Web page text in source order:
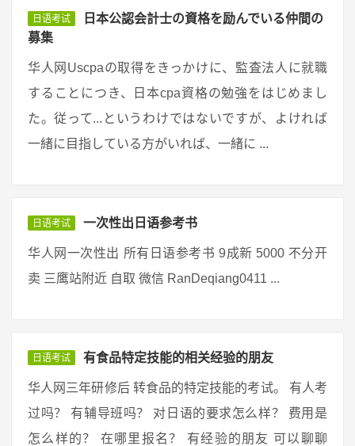
日语考试
日本公認会計士の資格を励んでいる仲間の
募集
华人网Uscpaの取得をきっかけに、監査法人に就職
することにつき、日本cpa資格の勉強をはじめまし
た。従って...というわけではないですが、よければ
一緒に目指している方がいれば、一緒に ...
日语考试 一次性出日语参考书
华人网一次性出 所有日语参考书 9成新 5000 不分开
卖 三鹰站附近 自取 微信 RanDeqiang0411 ...
日语考试 有食品特定技能的相关经验的朋友
华人网三年研修后 转食品的特定技能的考试。 有人考
过吗？ 有辅导班吗？ 对日语的要求怎么样？ 费用是
怎么样的？ 在哪里报名？ 有经验的朋友 可以聊聊